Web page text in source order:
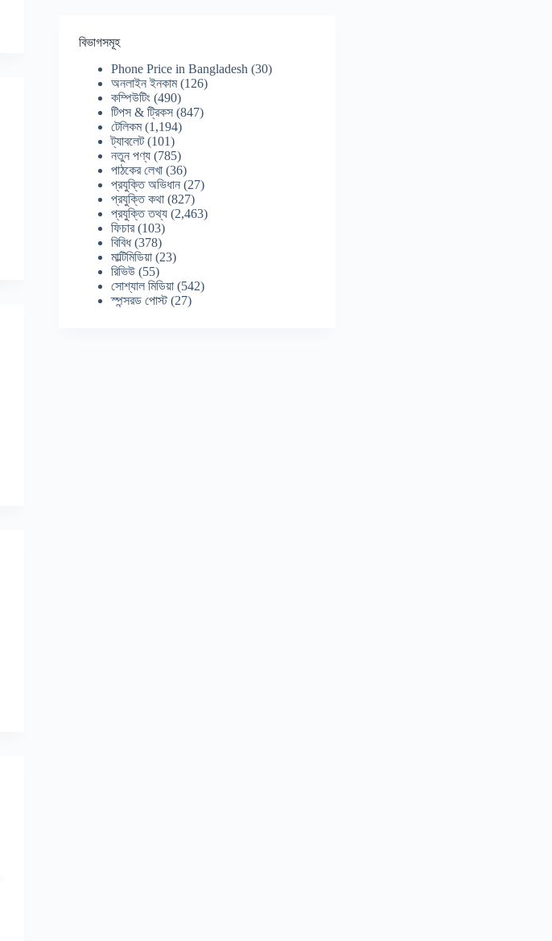
বিভাগসমূহ
Phone Price in Bangladesh (30)
অনলাইন ইনকাম(126)
কম্পিউটিং (490)
টিপস & ট্রিকস (847)
টেলিকম(1,194)
ট্যাবলেট(101)
নতুন পণ্য (785)
পাঠকের লেখা (36)
প্রযুক্তি অভিধান (27)
প্রযুক্তি কথা (827)
প্রযুক্তি তথ্য (2,463)
ফিচার(103)
বিবিধ(378)
মাল্টিমিডিয়া (23)
রিভিউ (55)
সোশ্যাল মিডিয়া (542)
স্পন্সরড পোস্ট(27)